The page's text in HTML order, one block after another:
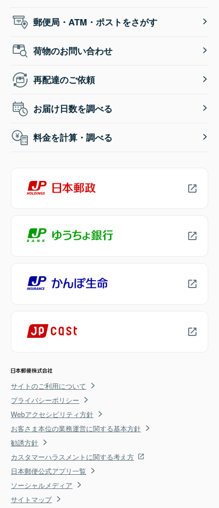
郵便局・ATM・ポストをさがす
荷物のお問い合わせ
再配達のご依頼
お届け日数を調べる
料金を計算・調べる
サイトのご利用について
プライバシーポリシー
Webアクセシビリティ方針
お客さま本位の業務運営に関する基本方針
勧誘方針
カスタマーハラスメントに関する考え方
日本郵便公式アプリ一覧
ソーシャルメディア
サイトマップ